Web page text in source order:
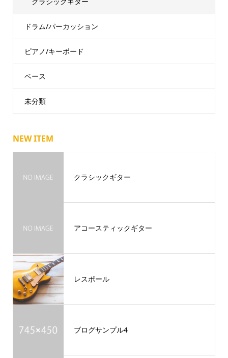
ドラム/パーカッション
ピアノ/キーボード
ベース
未分類
NEW ITEM
クラシックギター
アコースティックギター
レスポール
ブログサンプル4